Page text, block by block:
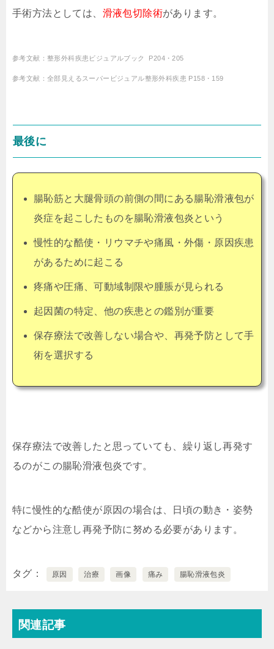
手術方法としては、 滑液包切除術があります。
参考文献：整形外科疾患ビジュアルブック P204・205
参考文献：全部見えるスーパービジュアル整形外科疾患 P158・159
最後に
腸恥筋と大腿骨頭の前側の間にある腸恥滑液包が
炎症を起こしたものを腸恥滑液包炎という
慢性的な酷使・リウマチや痛風・外傷・原因疾患
があるために起こる
疼痛や圧痛、可動域制限や腫脹が見られる
起因菌の特定、他の疾患との鑑別が重要
保存療法で改善しない場合や、再発予防として手
術を選択する
保存療法で改善したと思っていても、繰り返し再発す
るのがこの腸恥滑液包炎です。
特に慢性的な酷使が原因の場合は、日頃の動き・姿勢
などから注意し再発予防に努める必要があります。
タグ 原因 治療 画像 痛み 腸恥滑液包炎
関連記事